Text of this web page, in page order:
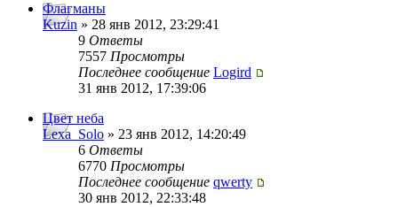
Флагманы
Kuzin » 28 янв 2012, 23:29:41
9 Ответы
7557 Просмотры
Последнее сообщение Logird
31 янв 2012, 17:39:06
Цвет неба
Lexa_Solo » 23 янв 2012, 14:20:49
6 Ответы
6770 Просмотры
Последнее сообщение qwerty
30 янв 2012, 22:33:48